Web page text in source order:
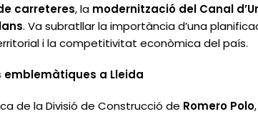
carreteres, la modernització del Canal
. Va subratllar la importància d’una
i la competitivitat econòmica del país.
a Lleida
de la Divisió de Construcció de Romero Polo